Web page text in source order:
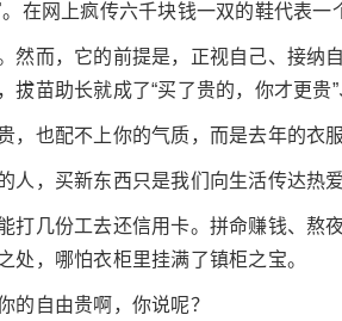
在网上疯传六千块钱一双的鞋代表
然而，它的前提是，正视自己、接纳
拔苗助长就成了“买了贵的，你才更贵”
，也配不上你的气质，而是去年的衣
人，买新东西只是我们向生活传达热
打几份工去还信用卡。拼命赚钱、熬
处，哪怕衣柜里挂满了镇柜之宝。
的自由贵啊，你说呢？